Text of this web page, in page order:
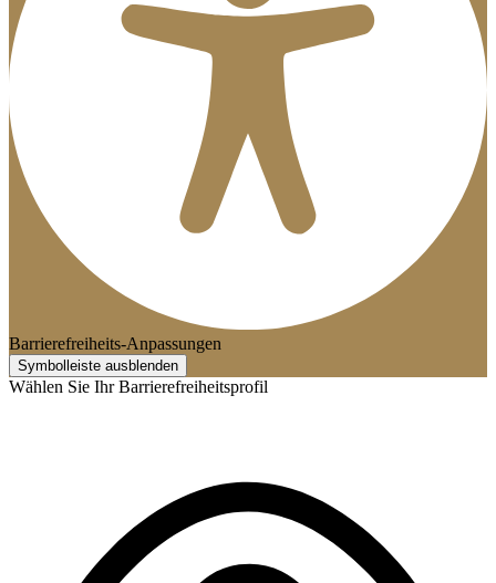
Barrierefreiheits-Anpassungen
Symbolleiste ausblenden
Wählen Sie Ihr Barrierefreiheitsprofil